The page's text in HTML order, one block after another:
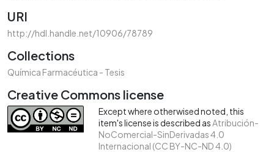
URI
http://hdl.handle.net/10906/78789
Collections
Química Farmacéutica - Tesis
Creative Commons license
Except where otherwised noted, this
item's license is described asAtribución-
NoComercial-SinDerivadas 4.0
Internacional (CC BY-NC-ND 4.0)